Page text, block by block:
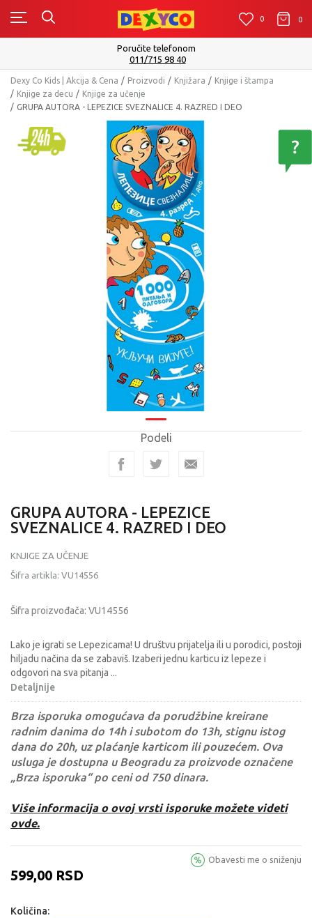
0 0 0
Poručite telefonom
011/715 98 40
Dexy Co Kids | Akcija & Cena Proizvodi Knjižara
Knjige i štampa
Knjige za decu
Knjige za učenje
GRUPA AUTORA - LEPEZICE SVEZNALICE 4. RAZRED I DEO
Podeli
GRUPA AUTORA - LEPEZICE
SVEZNALICE 4. RAZRED I DEO
KNJIGE ZA UČENJE
Šifra artikla: VU14556
Šifra proizvođača: VU14556
Lako je igrati se Lepezicama! U društvu prijatelja ili u porodici, postoji
hiljadu načina da se zabaviš. Izaberi jednu karticu iz lepeze i
odgovori na sva pitanja ...
Detaljnije
Brza isporuka omogućava da porudžbine kreirane
radnim danima do 14h i subotom do 13h, stignu istog
dana do 20h, uz plaćanje karticom ili pouzećem. Ova
usluga je dostupna u Beogradu za proizvode označene
„Brza isporuka“ po ceni od 750 dinara.
Više informacija o ovoj vrsti isporuke možete videti
ovde.
599,00 RSD
Obavesti me o sniženju
Količina: